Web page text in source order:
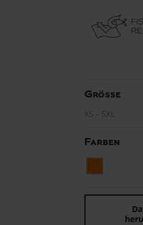
Grösse
XS - 5XL
Farben